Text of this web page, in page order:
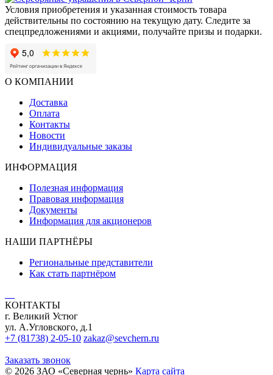
Условия приобретения и указанная стоимость товара
действительны по состоянию на текущую дату. Следите за
спецпредложениями и акциями, получайте призы и подарки.
О КОМПАНИИ
Доставка
Оплата
Контакты
Новости
Индивидуальные заказы
ИНФОРМАЦИЯ
Полезная информация
Правовая информация
Документы
Информация для акционеров
НАШИ ПАРТНЁРЫ
Региональные представители
Как стать партнёром
КОНТАКТЫ
г. Великий Устюг
ул. А.Угловского, д.1
+7 (81738) 2-05-10 zakaz@sevchern.ru
Заказать звонок
© 2026 ЗАО «Северная чернь» Карта сайта